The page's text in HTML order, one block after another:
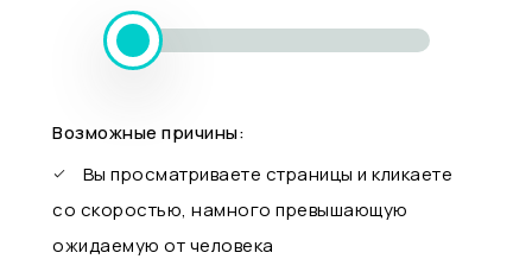
Возможные причины:
Вы просматриваете страницы и кликаете
со скоростью, намного превышающую
ожидаемую от человека